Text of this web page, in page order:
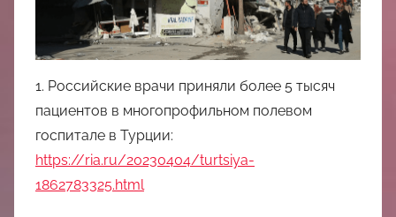
心
1. Российские врачи приняли более 5 тысяч
пациентов в многопрофильном полевом
госпитале в Турции:
https://ria.ru/20230404/turtsiya-
1862783325.html